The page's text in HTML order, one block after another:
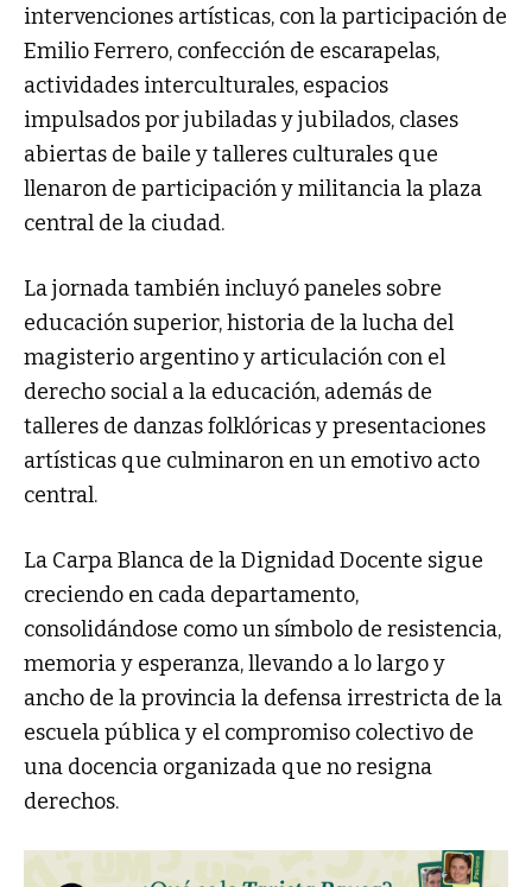
intervenciones artísticas, con la participación de
Emilio Ferrero, confección de escarapelas,
actividades interculturales, espacios
impulsados por jubiladas y jubilados, clases
abiertas de baile y talleres culturales que
llenaron de participación y militancia la plaza
central de la ciudad.
La jornada también incluyó paneles sobre
educación superior, historia de la lucha del
magisterio argentino y articulación con el
derecho social a la educación, además de
talleres de danzas folklóricas y presentaciones
artísticas que culminaron en un emotivo acto
central.
La Carpa Blanca de la Dignidad Docente sigue
creciendo en cada departamento,
consolidándose como un símbolo de resistencia,
memoria y esperanza, llevando a lo largo y
ancho de la provincia la defensa irrestricta de la
escuela pública y el compromiso colectivo de
una docencia organizada que no resigna
derechos.